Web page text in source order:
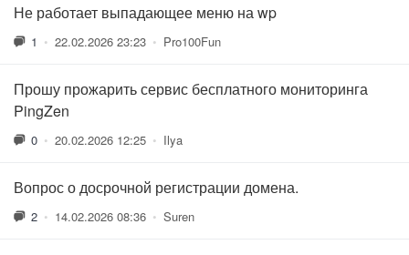
Не работает выпадающее меню на wp
1 • 22.02.2026 23:23 • Pro100Fun
Прошу прожарить сервис бесплатного мониторинга
PingZen
0 • 20.02.2026 12:25 • Ilya
Вопрос о досрочной регистрации домена.
2 • 14.02.2026 08:36 • Suren